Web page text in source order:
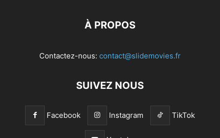
À PROPOS
Contactez-nous: contact@slidemovies.fr
SUIVEZ NOUS
Facebook Instagram TikTok